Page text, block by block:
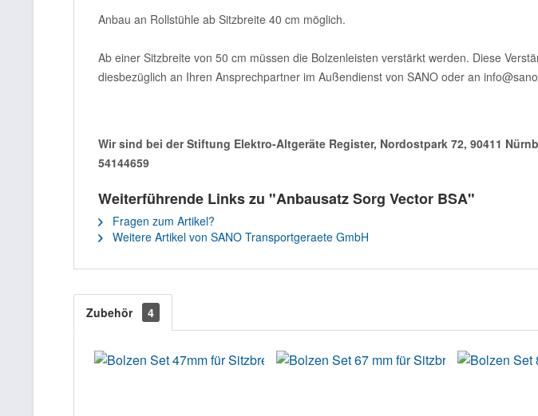
Anbau an Rollstühle ab Sitzbreite 40 cm möglich.
Ab einer Sitzbreite von 50 cm müssen die Bolzenleisten verstärkt werden. Diese
diesbezüglich an Ihren Ansprechpartner im Außendienst von SANO oder an
Wir sind bei der Stiftung Elektro-Altgeräte Register, Nordostpark 72, 90411
54144659
Weiterführende Links zu "Anbausatz Sorg Vector BSA"
Fragen zum Artikel?
Weitere Artikel von SANO Transportgeraete GmbH
Zubehör 4